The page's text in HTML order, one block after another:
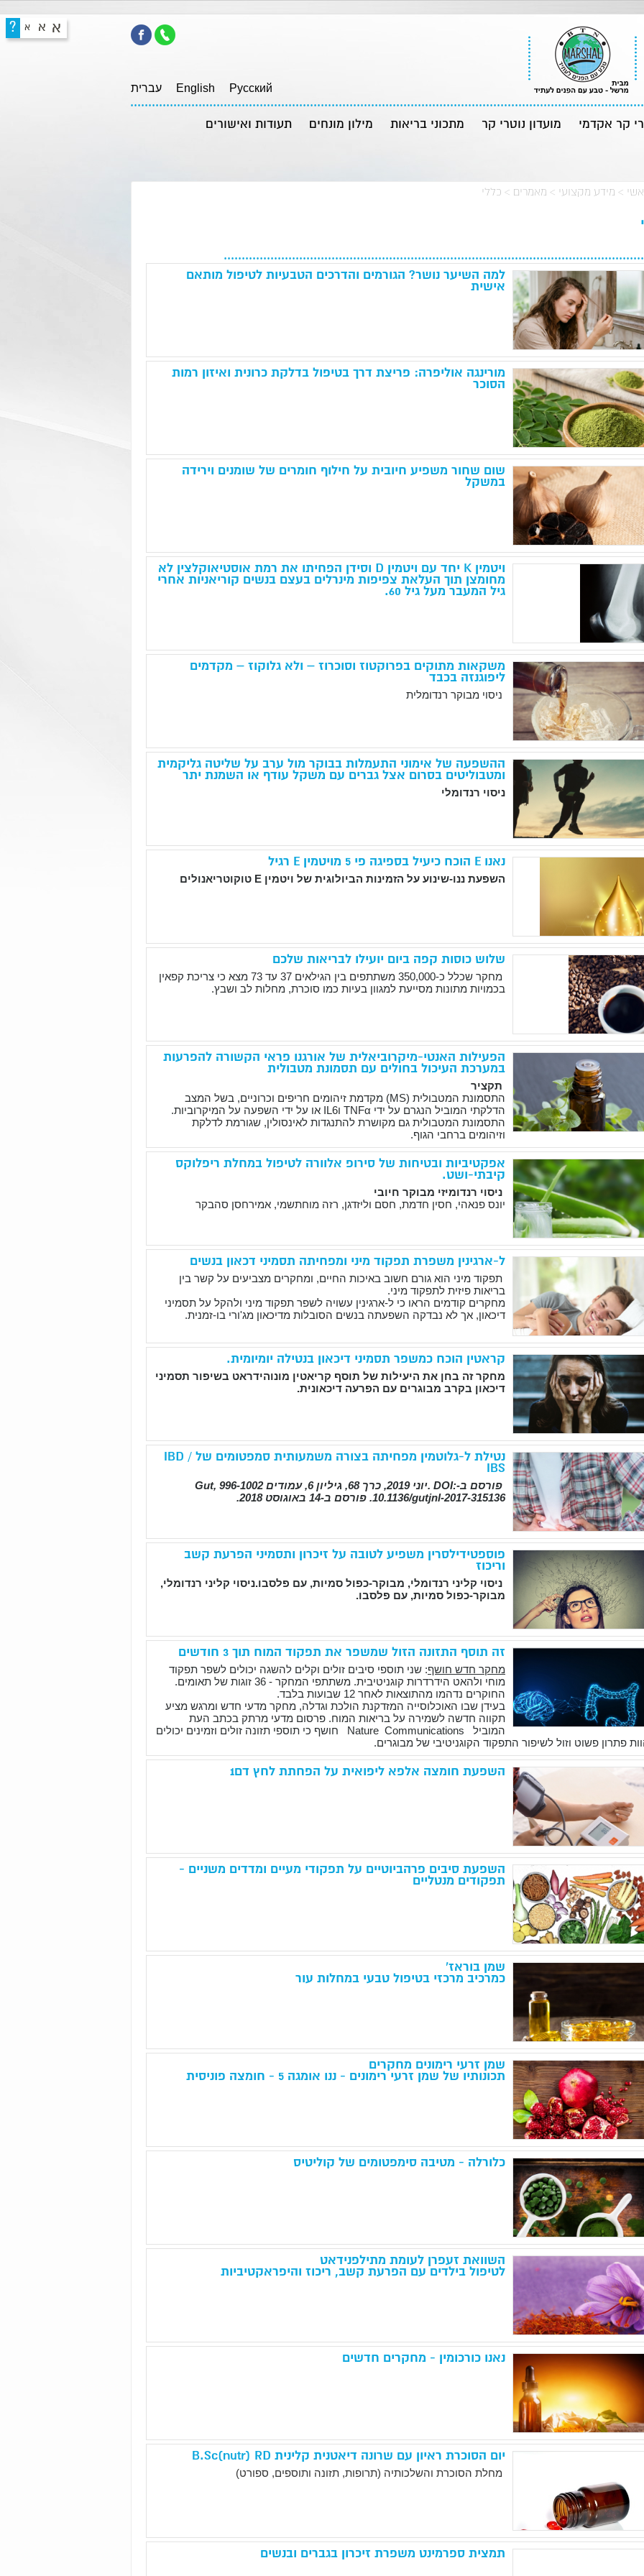
? א א א
English Pусский עברית
קר אקדמי מועדון נוטרי קר מתכוני בריאות מילון מונחים תעודות ואישורים
> מידע מקצועי > מאמרים > כללי
למה השיער נושר? הגורמים והדרכים הטבעיות לטיפול מותאם
אישית
מורינגה אוליפרה: פריצת דרך בטיפול בדלקת כרונית ואיזון רמות
הסוכר
שום שחור משפיע חיובית על חילוף חומרים של שומנים וירידה
במשקל
ויטמין K יחד עם ויטמין D וסידן הפחיתו את רמת אוסטיאוקלצין לא
מחומצן תוך העלאת צפיפות מינרלים בעצם בנשים קוריאניות אחרי
גיל המעבר מעל גיל 60.
משקאות מתוקים בפרוקטוז וסוכרוז – ולא גלוקוז – מקדמים
ליפוגנזה בכבד
ניסוי מבוקר רנדומלית
ההשפעה של אימוני התעמלות בבוקר מול ערב על שליטה גליקמית
ומטבוליטים בסרום אצל גברים עם משקל עודף או השמנת יתר
ניסוי רנדומלי
נאנו E הוכח כיעיל בספיגה פי 5 מויטמין E רגיל
השפעת ננו-שינוע על הזמינות הביולוגית של ויטמין E טוקוטריאנולים
שלוש כוסות קפה ביום יועילו לבריאות שלכם
מחקר שכלל כ-350,000 משתתפים בין הגילאים 37 עד 73 מצא כי צריכת קפאין
בכמויות מתונות מסייעת למגוון בעיות כמו סוכרת, מחלות לב ושבץ.
הפעילות האנטי-מיקרוביאלית של אורגנו פראי הקשורה להפרעות
במערכת העיכול בחולים עם תסמונת מטבולית
תקציר
התסמונת המטבולית (MS) מקדמת זיהומים חריפים וכרוניים, בשל המצב
הדלקתי המוביל הנגרם על ידי TNFα וIL6 או על ידי השפעה על המיקרוביות.
התסמונת המטבולית גם מקושרת להתנגדות לאינסולין, שגורמת לדלקת
וזיהומים ברחבי הגוף.
אפקטיביות ובטיחות של סירופ אלוורה לטיפול במחלת ריפלוקס
קיבתי-ושט.
ניסוי רנדומיזי מבוקר חיובי
יונס פנאהי, חסין חדמת, חסם וליזדגן, רזה מוחתשמי, אמירחסן סהבקר
ל-ארגינין משפרת תפקוד מיני ומפחיתה תסמיני דכאון בנשים
תפקוד מיני הוא גורם חשוב באיכות החיים, ומחקרים מצביעים על קשר בין
בריאות פיזית לתפקוד מיני.
מחקרים קודמים הראו כי ל-ארגינין עשויה לשפר תפקוד מיני ולהקל על תסמיני
דיכאון, אך לא נבדקה השפעתה בנשים הסובלות מדיכאון מג'ורי בו-זמנית.
קראטין הוכח כמשפר תסמיני דיכאון בנטילה יומיומית.
מחקר זה בחן את היעילות של תוסף קריאטין מונוהידראט בשיפור תסמיני
דיכאון בקרב מבוגרים עם הפרעה דיכאונית.
נטילת ל-גלוטמין מפחיתה בצורה משמעותית סמפטומים של IBD /
IBS
פורסם ב-Gut, יוני 2019, כרך 68, גיליון 6, עמודים 996-1002. DOI:
10.1136/gutjnl-2017-315136. פורסם ב-14 באוגוסט 2018 .
פוספטידילסרין משפיע לטובה על זיכרון ותסמיני הפרעת קשב
וריכוז
ניסוי קליני רנדומלי, מבוקר-כפול סמיות, עם פלסבו.ניסוי קליני רנדומלי,
מבוקר-כפול סמיות, עם פלסבו.
זה תוסף התזונה הזול שמשפר את תפקוד המוח תוך 3 חודשים
מחקר חדש חושף: שני תוספי סיבים זולים וקלים להשגה יכולים לשפר תפקוד
מוחי ולהאט הידרדרות קוגניטיבית. משתתפי המחקר - 36 זוגות של תאומים.
החוקרים נדהמו מהתוצאות לאחר 12 שבועות בלבד.
בעידן שבו האוכלוסייה המזדקנת הולכת וגדלה, מחקר מדעי חדש ומרגש מציע
תקווה חדשה לשמירה על בריאות המוח. פרסום מדעי מרתק בכתב העת
המוביל Nature Communications חושף כי תוספי תזונה זולים וזמינים יכולים
פתרון פשוט וזול לשיפור התפקוד הקוגניטיבי של מבוגרים.
השפעת חומצה אלפא ליפואית על הפחתת לחץ דם1
השפעת סיבים פרהביוטיים על תפקודי מעיים ומדדים משניים -
תפקודים מנטליים
שמן בוראז'
כמרכיב מרכזי בטיפול טבעי במחלות עור
שמן זרעי רימונים מחקרים
תכונותיו של שמן זרעי רימונים - ננו אומגה 5 - חומצה פוניסית
כלורלה - מטיבה סימפטומים של קוליטיס
השוואת זעפרן לעומת מתילפנידאט
לטיפול בילדים עם הפרעת קשב, ריכוז והיפראקטיביות
נאנו כורכומין - מחקרים חדשים
יום הסוכרת ראיון עם שרונה דיאטנית קלינית B.Sc(nutr) RD
מחלת הסוכרת והשלכותיה (תרופות, תזונה ותוספים, ספורט)
תמצית ספרמינט משפרת זיכרון בגברים ובנשים